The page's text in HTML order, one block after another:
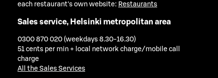
each restaurant's own website: Restaurants
Sales service, Helsinki metropolitan area
0300 870 020 (weekdays 8.30-16.30)
51 cents per min + local network charge/mobile call
charge
All the Sales Services